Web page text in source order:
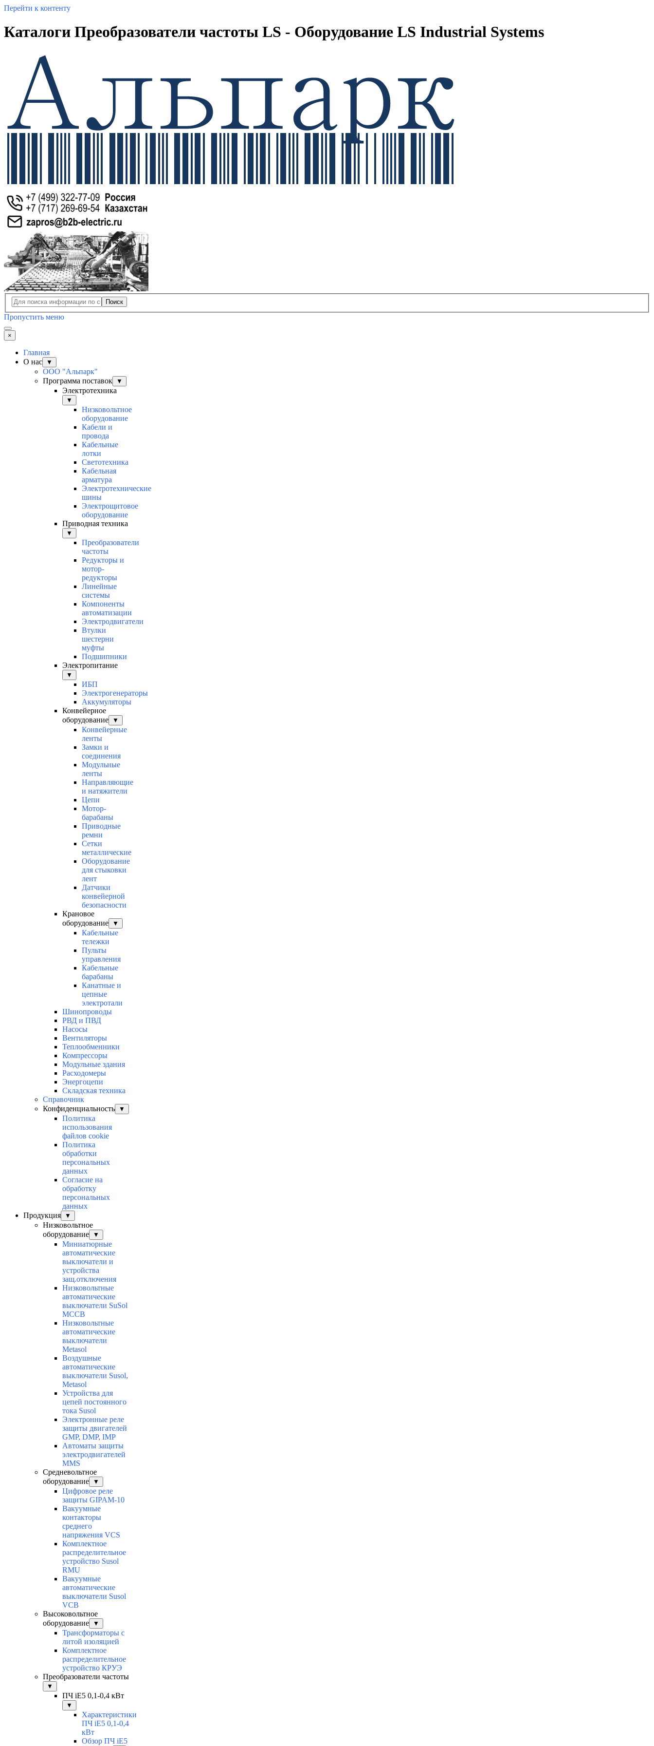
Перейти к контенту
Каталоги Преобразователи частоты LS - Оборудование LS Industrial Systems
Поиск
Пропустить меню
×
Главная
О нас
▼
ООО "Альпарк"
Программа поставок
▼
Электротехника
▼
Низковольтное
оборудование
Кабели и
провода
Кабельные
лотки
Светотехника
Кабельная
арматура
Электротехнические
шины
Электрощитовое
оборудование
Приводная техника
▼
Преобразователи
частоты
Редукторы и
мотор-
редукторы
Линейные
системы
Компоненты
автоматизации
Электродвигатели
Втулки
шестерни
муфты
Подшипники
Электропитание
▼
ИБП
Электрогенераторы
Аккумуляторы
Конвейерное
оборудование
▼
Конвейерные
ленты
Замки и
соединения
Модульные
ленты
Направляющие
и натяжители
Цепи
Мотор-
барабаны
Приводные
ремни
Сетки
металлические
Оборудование
для стыковки
лент
Датчики
конвейерной
безопасности
Крановое
оборудование
▼
Кабельные
тележки
Пульты
управления
Кабельные
барабаны
Канатные и
цепные
электротали
Шинопроводы
РВД и ПВД
Насосы
Вентиляторы
Теплообменники
Компрессоры
Модульные здания
Расходомеры
Энергоцепи
Складская техника
Справочник
Конфиденциальность
▼
Политика
использования
файлов cookie
Политика
обработки
персональных
данных
Согласие на
обработку
персональных
данных
Продукция
▼
Низковольтное
оборудование
▼
Миниатюрные
автоматические
выключатели и
устройства
защ.отключения
Низковольтные
автоматические
выключатели SuSol
MCCB
Низковольтные
автоматические
выключатели
Metasol
Воздушные
автоматические
выключатели Susol,
Metasol
Устройства для
цепей постоянного
тока Susol
Электронные реле
защиты двигателей
GMP, DMP, IMP
Автоматы защиты
электродвигателей
MMS
Средневольтное
оборудование
▼
Цифровое реле
защиты GIPAM-10
Вакуумные
контакторы
среднего
напряжения VCS
Комплектное
распределительное
устройство Susol
RMU
Вакуумные
автоматические
выключатели Susol
VCB
Высоковольтное
оборудование
▼
Трансформаторы с
литой изоляцией
Комплектное
распределительное
устройство КРУЭ
Преобразователи частоты
▼
ПЧ iE5 0,1-0,4 кВт
▼
Характеристики
ПЧ iE5 0,1-0,4
кВт
Обзор ПЧ iE5